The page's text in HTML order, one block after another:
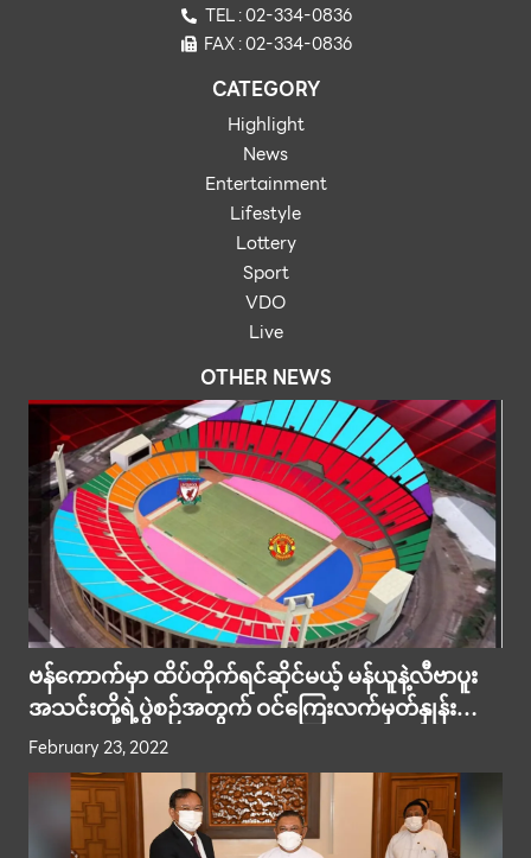
TEL : 02-334-0836
FAX : 02-334-0836
CATEGORY
Highlight
News
Entertainment
Lifestyle
Lottery
Sport
VDO
Live
OTHER NEWS
ဗန်ကောက်မှာ ထိပ်တိုက်ရင်ဆိုင်မယ့် မန်ယူနဲ့လီဗာပူး
အသင်းတို့ရဲ့ပွဲစဉ်အတွက် ဝင်ကြေးလက်မှတ်နှုန်းထား
ထွက်ပေါ်လာ
February 23, 2022